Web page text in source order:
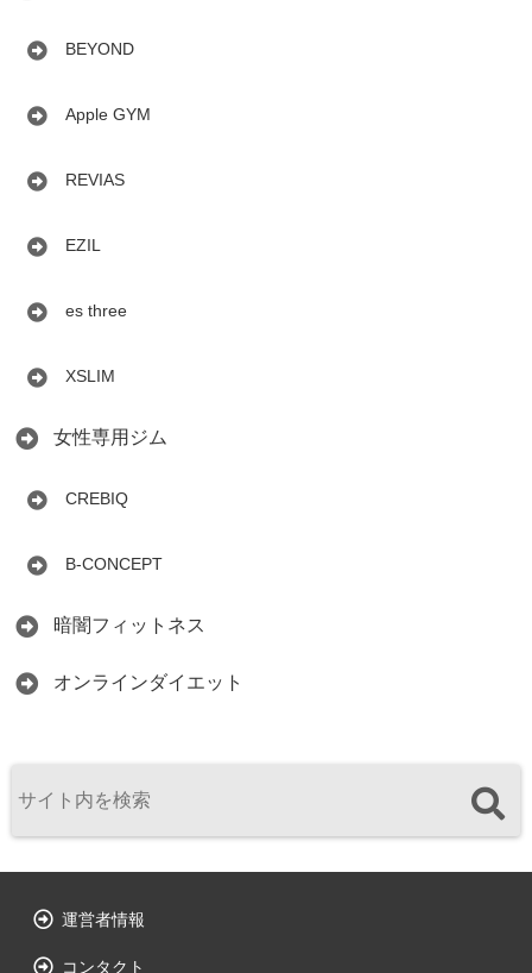
BEYOND
Apple GYM
REVIAS
EZIL
es three
XSLIM
女性専用ジム
CREBIQ
B-CONCEPT
暗闇フィットネス
オンラインダイエット
運営者情報
コンタクト